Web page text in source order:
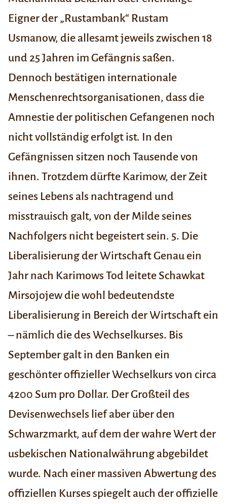
Eigner der „Rustambank“ Rustam
Usmanow, die allesamt jeweils zwischen 18
und 25 Jahren im Gefängnis saßen.
Dennoch bestätigen internationale
Menschenrechtsorganisationen, dass die
Amnestie der politischen Gefangenen noch
nicht vollständig erfolgt ist. In den
Gefängnissen sitzen noch Tausende von
ihnen. Trotzdem dürfte Karimow, der Zeit
seines Lebens als nachtragend und
misstrauisch galt, von der Milde seines
Nachfolgers nicht begeistert sein. 5. Die
Liberalisierung der WirtschaftGenau ein
Jahr nach Karimows Tod leitete Schawkat
Mirsojojew die wohl bedeutendste
Liberalisierung in Bereich der Wirtschaft ein
– nämlich die des Wechselkurses. Bis
September galt in den Banken ein
geschönter offizieller Wechselkurs von circa
4200 Sum pro Dollar. Der Großteil des
Devisenwechsels lief aber über den
Schwarzmarkt, auf dem der wahre Wert der
usbekischen Nationalwährung abgebildet
wurde. Nach einer massiven Abwertung des
offiziellen Kurses spiegelt auch der offizielle